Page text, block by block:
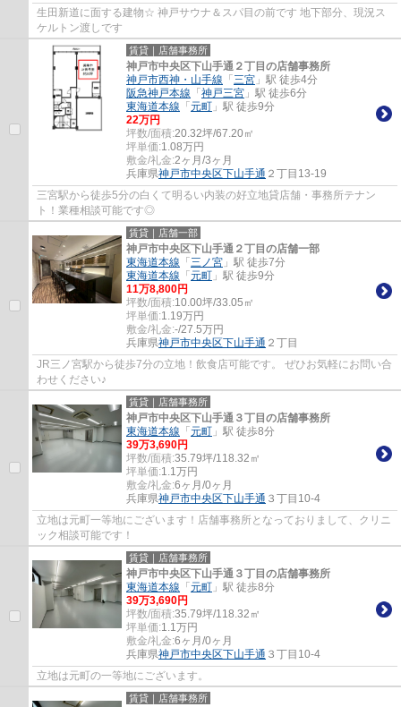
生田新道に面する建物☆ 神戸サウナ＆スパ目の前です 地下部分、現況ス
ケルトン渡しです
賃貸｜店舗事務所
神戸市中央区下山手通２丁目の店舗事務所
神戸市西神・山手線 「 三宮 」駅 徒歩4分
阪急神戸本線 「 神戸三宮 」駅 徒歩6分
東海道本線 「 元町 」駅 徒歩9分
22万円
坪数/面積:20.32坪/67.20㎡
坪単価:1.08万円
敷金/礼金:2ヶ月/3ヶ月
兵庫県神戸市中央区下山手通 ２丁目13-19
三宮駅から徒歩5分の白くて明るい内装の好立地貸店舗・事務所テナン
ト！業種相談可能です◎
賃貸｜店舗一部
神戸市中央区下山手通２丁目の店舗一部
東海道本線 「 三ノ宮 」駅 徒歩7分
東海道本線 「 元町 」駅 徒歩9分
11万8,800円
坪数/面積:10.00坪/33.05㎡
坪単価:1.19万円
敷金/礼金:-/27.5万円
兵庫県神戸市中央区下山手通 ２丁目
JR三ノ宮駅から徒歩7分の立地！飲食店可能です。 ぜひお気軽にお問い合
わせください♪
賃貸｜店舗事務所
神戸市中央区下山手通３丁目の店舗事務所
東海道本線 「 元町 」駅 徒歩8分
39万3,690円
坪数/面積:35.79坪/118.32㎡
坪単価:1.1万円
敷金/礼金:6ヶ月/0ヶ月
兵庫県神戸市中央区下山手通 ３丁目10-4
立地は元町一等地にございます！店舗事務所となっておりまして、クリニ
ック相談可能です！
賃貸｜店舗事務所
神戸市中央区下山手通３丁目の店舗事務所
東海道本線 「 元町 」駅 徒歩8分
39万3,690円
坪数/面積:35.79坪/118.32㎡
坪単価:1.1万円
敷金/礼金:6ヶ月/0ヶ月
兵庫県神戸市中央区下山手通 ３丁目10-4
立地は元町の一等地にございます。
賃貸｜店舗事務所